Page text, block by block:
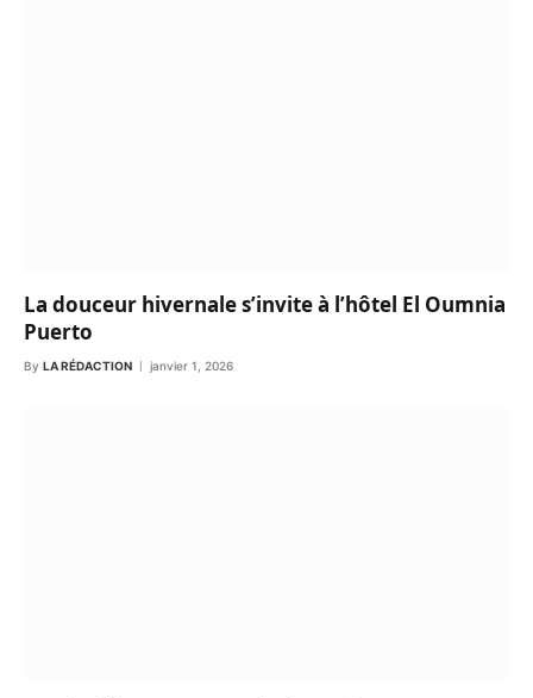
La douceur hivernale s’invite à l’hôtel El Oumnia
Puerto
By LA RÉDACTION janvier 1, 2026